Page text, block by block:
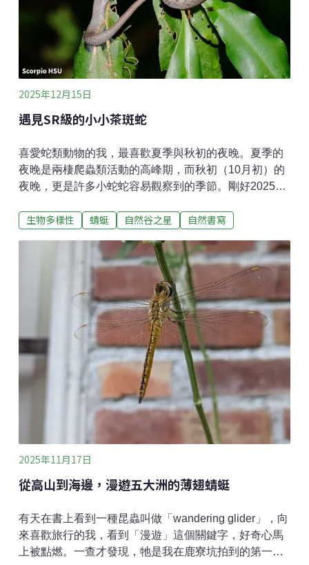
色，但要分辨它們其實不難，只要看葉柄兩端是否明顯
膨大：若葉柄兩端都有膨大，就是錫蘭橄欖。花序上兩
者同為總狀花序，可從開花時間做區別，杜英約在4至5
月開花，錫蘭橄欖則要到7至8月才會盛開。果實雖同為
綠色橢圓形，但錫蘭橄欖的果實
2025年12月15日
遇見SR級的小小茶斑蛇
喜愛蛇類動物的我，最喜歡夏季與秋初的夜晚。夏季的
夜晚是兩棲爬蟲類活動的高峰期，而秋初（10月初）的
夜晚，更是許多小蛇蛇容易觀察到的季節。剛好2025年
一起漫步在自然谷環境信託的夜晚中。在自然谷環境信
正在抓捕青蛇的大景、綠繡眼變成小毛球在樹梢上睡
覺，或是赤尾青竹絲在枝條上守株待兔等景象。而這
次，最精彩的就是茶斑蛇的小蛇了！茶斑蛇的辨認方式
非常簡單也很明顯——頭頂上有個深褐色或黑色的Y字
型斑紋，頭型略呈三角形。全身的顏色不僅僅只有名稱
中的「茶色」，體色從土黃色、紅褐色、灰褐色，甚至
帶些深紫或黑斑點都有可能。眼睛上方有明顯的稜脊突
起，讓牠的眼神透露出一種奶兇奶兇的神情。遇見牠的
當下，牠正安穩地睡在枝條上。可能是我們這群兩腳獸
太過興奮、聲音和動靜都太大了——畢竟難得能看到小
茶斑蛇的身影啊！小茶斑蛇瞥了我
生物多樣性 蜻蜓 自然谷之星 自然書寫
2025年11月17日
從高山到海邊，漫遊五大洲的薄翅蜻蜓
有天在書上看到一種昆蟲叫做「wandering glider」，向
來喜歡旅行的我，看到「漫遊」這個關鍵字，好奇心馬
上被點燃。一查才發現，牠是我在鹿寮坑拍到的第一種